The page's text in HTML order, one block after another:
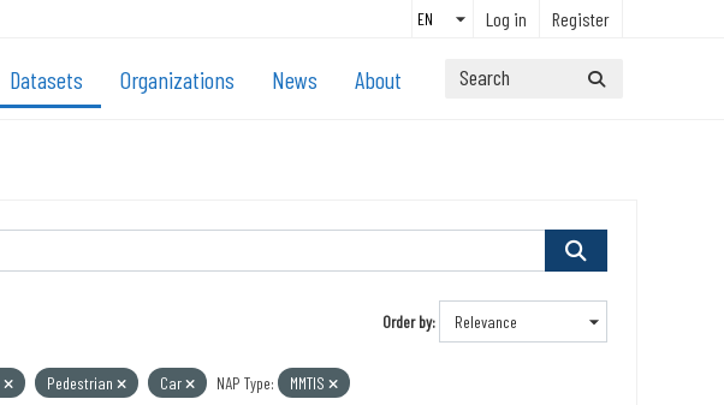
Log in Register
Datasets Organizations News About
Order by
Pedestrian Car NAP Type:
MMTIS